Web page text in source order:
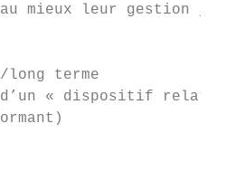
au mieux leur gestion
long terme
d’un « dispositif